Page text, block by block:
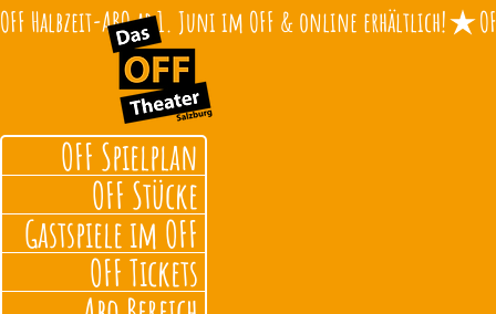
OFF Halbzeit-ABO ab 1. Juni im OFF & online erhältlich!
OFF Spielplan
OFF Stücke
Gastspiele im OFF
OFF Tickets